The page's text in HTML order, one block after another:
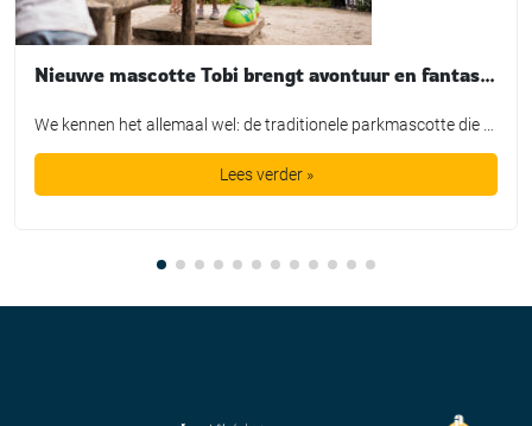
Nieuwe mascotte Tobi brengt avontuur en fantasie tot leven bij TopParken
Lees verder »